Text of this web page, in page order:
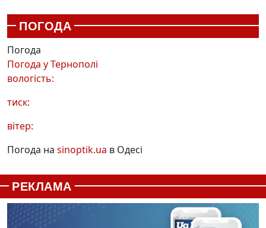
ПОГОДА
Погода
Погода уТернополі
вологість:
тиск:
вітер:
Погода на sinoptik.ua в Одесі
РЕКЛАМА